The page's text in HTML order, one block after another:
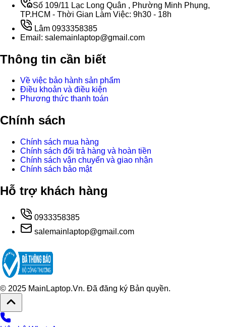
Số 109/11 Lạc Long Quân , Phường Minh Phụng,
TP.HCM - Thời Gian Làm Việc: 9h30 - 18h
Lâm 0933358385
Email: salemainlaptop@gmail.com
Thông tin cần biết
Về việc bảo hành sản phẩm
Điều khoản và điều kiện
Phương thức thanh toán
Chính sách
Chính sách mua hàng
Chính sách đổi trả hàng và hoàn tiền
Chính sách vận chuyển và giao nhận
Chính sách bảo mật
Hỗ trợ khách hàng
0933358385
salemainlaptop@gmail.com
© 2025 MainLaptop.Vn. Đã đăng ký Bản quyền.